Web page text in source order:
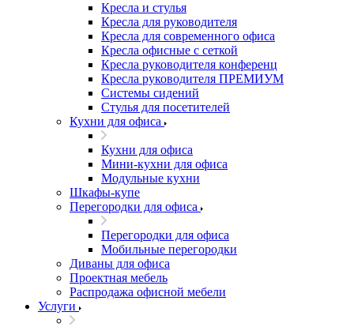
Кресла и стулья
Кресла для руководителя
Кресла для современного офиса
Кресла офисные с сеткой
Кресла руководителя конференц
Кресла руководителя ПРЕМИУМ
Системы сидений
Стулья для посетителей
Кухни для офиса
Кухни для офиса
Мини-кухни для офиса
Модульные кухни
Шкафы-купе
Перегородки для офиса
Перегородки для офиса
Мобильные перегородки
Диваны для офиса
Проектная мебель
Распродажа офисной мебели
Услуги